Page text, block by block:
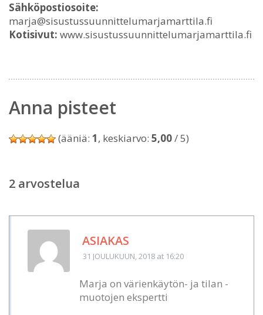
Sähköpostiosoite:
marja@sisustussuunnittelumarjamarttila.fi
Kotisivut: www.sisustussuunnittelumarjamarttila.fi
Anna pisteet
(ääniä: 1, keskiarvo: 5,00/ 5)
2 arvostelua
ASIAKAS
31 JOULUKUUN, 2018 at 16:20
Marja on värienkäytön- ja tilan -
muotojen ekspertti